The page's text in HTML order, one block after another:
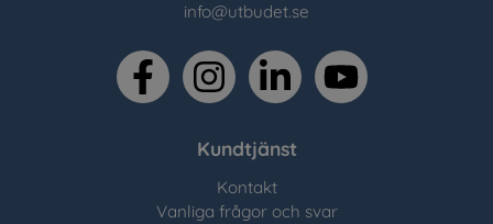
info@utbudet.se
facebookinstagramlinkedin youtube
Kundtjänst
Kontakt
Vanliga frågor och svar